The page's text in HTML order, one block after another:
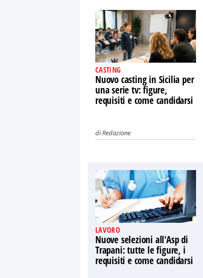
CASTING
Nuovo casting in Sicilia per
una serie tv: figure,
requisiti e come candidarsi
diRedazione
LAVORO
Nuove selezioni all'Asp di
Trapani: tutte le figure, i
requisiti e come candidarsi